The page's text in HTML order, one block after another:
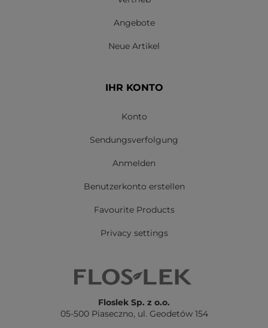
Angebote
Neue Artikel
IHR KONTO
Konto
Sendungsverfolgung
Anmelden
Benutzerkonto erstellen
Favourite Products
Privacy settings
Floslek Sp. z o.o.
05-500 Piaseczno, ul. Geodetów 154